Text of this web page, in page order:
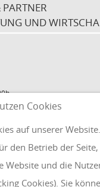
UND
0
9
Cookies
auf unserer
den Betrieb der
Website und die
Cookies). Sie